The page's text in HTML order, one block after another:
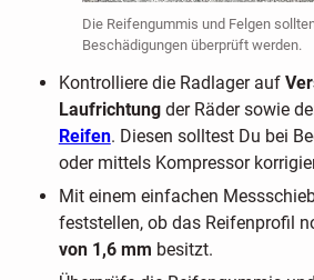
Die Reifengummis und Felgen
Beschädigungen überprüft werden.
Kontrolliere die Radlager auf
Laufrichtungder Räder sowie
Reifen. Diesen solltest Du bei
oder mittels Kompressor
Mit einem einfachen
feststellen, ob das Reifenprofil
von 1,6 mm besitzt.